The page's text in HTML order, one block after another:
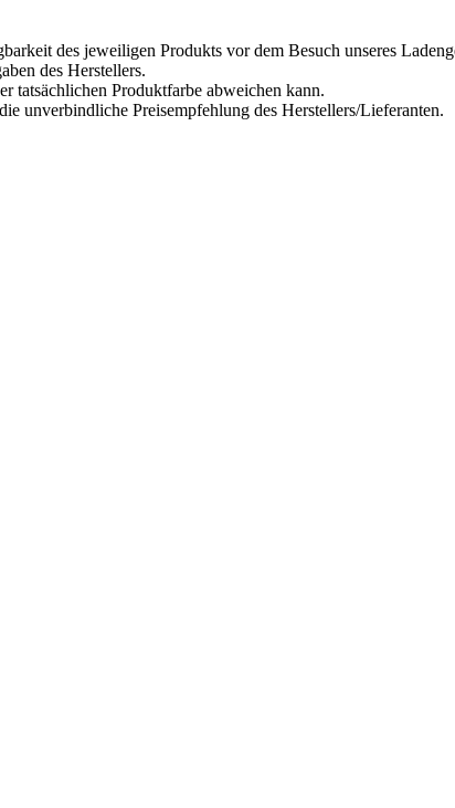
des jeweiligen Produkts vor dem Besuch unseres
des Herstellers.
tatsächlichen Produktfarbe abweichen kann.
unverbindliche Preisempfehlung des Herstellers/Lieferanten.